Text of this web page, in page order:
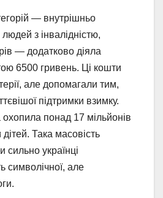
— внутрішньо
з інвалідністю,
— додатково діяла
6500 гривень. Ці кошти
але допомагали тим,
підтримки взимку.
понад 17 мільйонів
Така масовість
сильно українці
символічної, але